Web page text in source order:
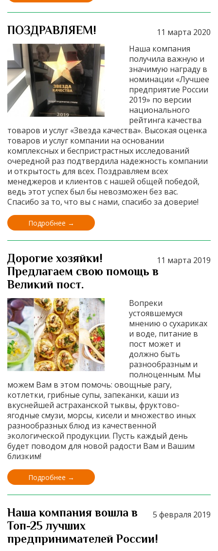
11 марта 2020
ПОЗДРАВЛЯЕМ!
Наша компания
получила важную и
значимую награду в
номинации «Лучшее
предприятие России
2019» по версии
национального
рейтинга качества
товаров и услуг «Звезда качества». Высокая оценка
товаров и услуг компании на основании
комплексных и беспристрастных исследований
очередной раз подтвердила надежность компании
и открытость для всех. Поздравляем всех
менеджеров и клиентов с нашей общей победой,
ведь этот успех был бы невозможен без вас.
Спасибо за то, что вы с нами, спасибо за доверие!
Подробнее →
11 марта 2019
Дорогие хозяйки!
Предлагаем свою помощь в
Великий пост.
Вопреки
устоявшемуся
мнению о сухариках
и воде, питание в
пост может и
должно быть
разнообразным и
полноценным. Мы
можем Вам в этом помочь: овощные рагу,
котлетки, грибные супы, запеканки, каши из
вкуснейшей астраханской тыквы, фруктово-
ягодные смузи, морсы, кисели и множество иных
разнообразных блюд из качественной
экологической продукции. Пусть каждый день
будет поводом для новой радости Вам и Вашим
близким!
Подробнее →
5 февраля 2019
Наша компания вошла в
Топ-25 лучших
предпринимателей России!